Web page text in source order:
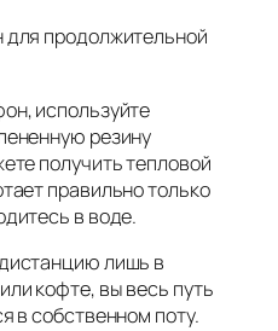
для продолжительной
используйте
резину
получить тепловой
правильно только
в воде.
лишь в
кофте, вы весь путь
в собственном поту.